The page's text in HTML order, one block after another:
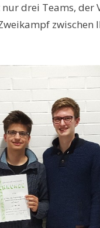
drei Teams, der
zwischen